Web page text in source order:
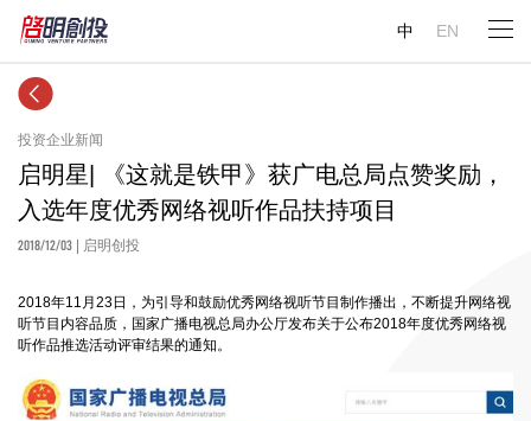
中 EN
投资企业新闻
启明星| 《这就是铁甲》获广电总局点赞奖励，
入选年度优秀网络视听作品扶持项目
2018/12/03 | 启明创投
2018年11月23日，为引导和鼓励优秀网络视听节目制作播出，不断提升网络视
听节目内容品质，国家广播电视总局办公厅发布关于公布2018年度优秀网络视
听作品推选活动评审结果的通知。